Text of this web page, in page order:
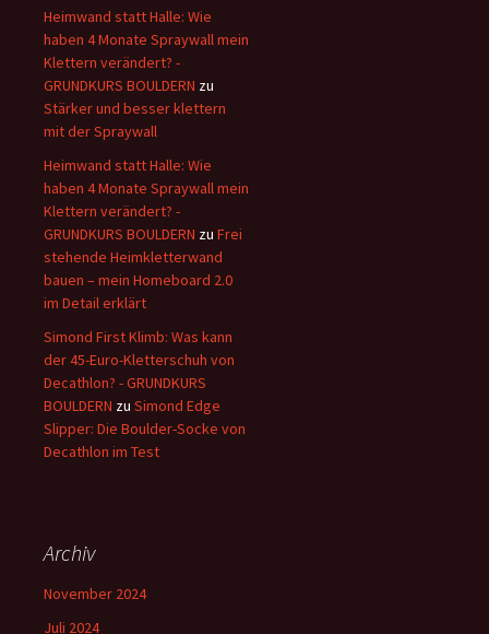
Heimwand statt Halle: Wie
haben 4 Monate Spraywall mein
Klettern verändert? -
GRUNDKURS BOULDERN zu
Stärker und besser klettern
mit der Spraywall
Heimwand statt Halle: Wie
haben 4 Monate Spraywall mein
Klettern verändert? -
GRUNDKURS BOULDERN zu Frei
stehende Heimkletterwand
bauen – mein Homeboard 2.0
im Detail erklärt
Simond First Klimb: Was kann
der 45-Euro-Kletterschuh von
Decathlon? - GRUNDKURS
BOULDERN zu Simond Edge
Slipper: Die Boulder-Socke von
Decathlon im Test
Archiv
November 2024
Juli 2024